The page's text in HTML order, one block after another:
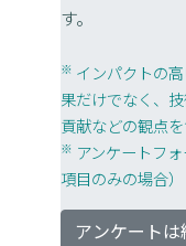
す。
※ インパクトの
果だけでなく、
貢献などの観点を
※ アンケートフ
項目のみの場合）
アンケート